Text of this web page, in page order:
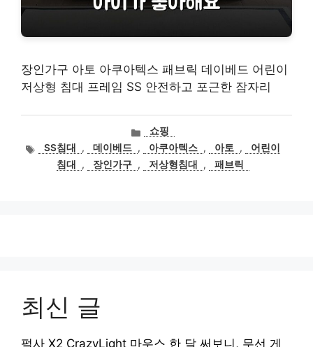
장인가구 아토 아쿠아텍스 패브릭 데이베드 어린이
저상형 침대 프레임 SS 안전하고 포근한 잠자리
카
테
고
리
쇼핑
태SS침대 , 데이베드 , 아쿠아텍스 , 아토 ,
어린이
침대
, 장인가구 , 저상형침대 , 패브릭
최신 글
펄사 X2 CrazyLight 마우스 한 달 써보니, 무선 게